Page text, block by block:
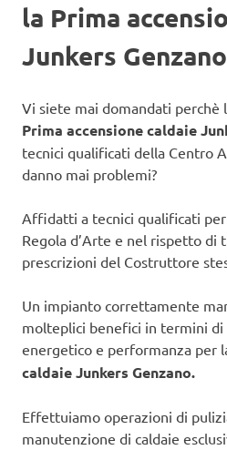
la Prima
Junkers Genzano
Vi siete mai domandati perchè
Prima accensione caldaie
tecnici qualificati della Centro
danno mai problemi?
Affidatti a tecnici qualificati
Regola d’Arte e nel rispetto di
prescrizioni del Costruttore
Un impianto correttamente
molteplici benefici in termini di
energetico e performanza per
caldaie Junkers Genzano.
Effettuiamo operazioni di
manutenzione di caldaie